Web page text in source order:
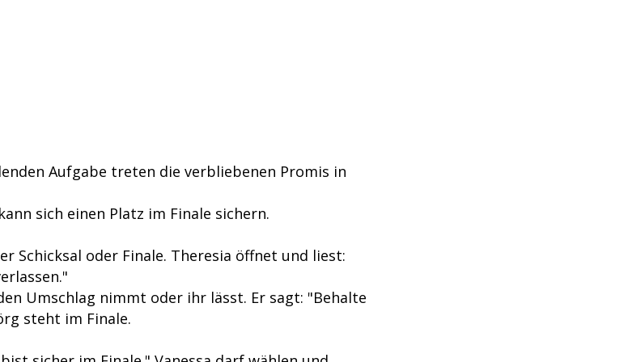
Aufgabe treten die verbliebenen Promis in
sich einen Platz im Finale sichern.
Schicksal oder Finale. Theresia öffnet und liest:
Umschlag nimmt oder ihr lässt. Er sagt: "Behalte
steht im Finale.